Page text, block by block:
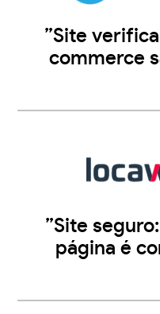
”Site
commerce
”Site
página é